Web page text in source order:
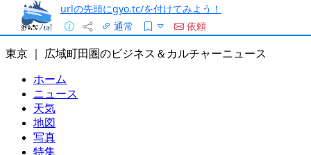
urlの先頭にgyo.tc/を付けてみよう！
通常
依頼